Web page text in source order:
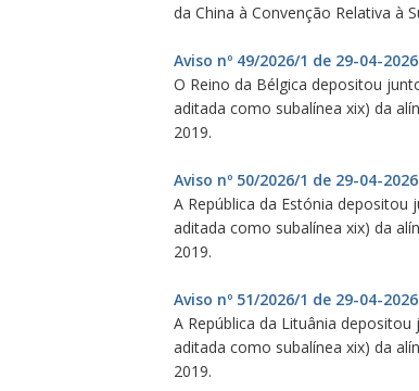
da China à Convenção Relativa à
Aviso nº 49/2026/1 de 29-04-2026
O Reino da Bélgica depositou
aditada como subalínea xix) da
2019.
Aviso nº 50/2026/1 de 29-04-2026
A República da Estónia
aditada como subalínea xix) da
2019.
Aviso nº 51/2026/1 de 29-04-2026
A República da Lituânia
aditada como subalínea xix) da
2019.